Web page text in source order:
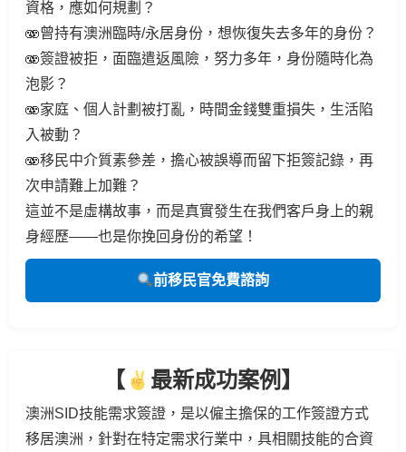
資格，應如何規劃？
🫨曾持有澳洲臨時/永居身份，想恢復失去多年的身份？
🫨簽證被拒，面臨遣返風險，努力多年，身份隨時化為
泡影？
🫨家庭、個人計劃被打亂，時間金錢雙重損失，生活陷
入被動？
🫨移民中介質素參差，擔心被誤導而留下拒簽記錄，再
次申請難上加難？
這並不是虛構故事，而是真實發生在我們客戶身上的親
身經歷——也是你挽回身份的希望！
前移民官免費諮詢
【 最新成功案例】
澳洲SID技能需求簽證，是以僱主擔保的工作簽證方式
移居澳洲，針對在特定需求行業中，具相關技能的合資